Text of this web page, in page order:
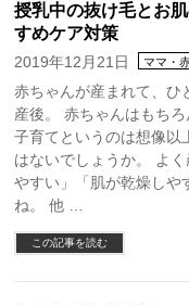
授乳中の抜け毛とお
すめケア対策
2019年12月21日 ママ・
赤ちゃんが産まれて、
産後。 赤ちゃんはもちろ
子育てというのは想像以
はないでしょうか。 よ
やすい」「肌が乾燥しや
ね。 他 …
この記事を読む